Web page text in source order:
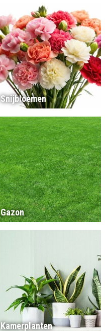
Snijbloemen
Gazon
Kamerplanten